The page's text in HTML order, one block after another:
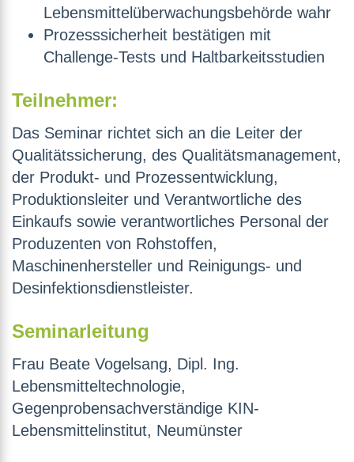
Lebensmittelüberwachungsbehörde wahr
Prozesssicherheit bestätigen mit
Challenge-Tests und Haltbarkeitsstudien
Teilnehmer:
Das Seminar richtet sich an die Leiter der
Qualitätssicherung, des Qualitätsmanagement,
der Produkt- und Prozessentwicklung,
Produktionsleiter und Verantwortliche des
Einkaufs sowie verantwortliches Personal der
Produzenten von Rohstoffen,
Maschinenhersteller und Reinigungs- und
Desinfektionsdienstleister.
Seminarleitung
Frau Beate Vogelsang, Dipl. Ing.
Lebensmitteltechnologie,
Gegenprobensachverständige KIN-
Lebensmittelinstitut, Neumünster